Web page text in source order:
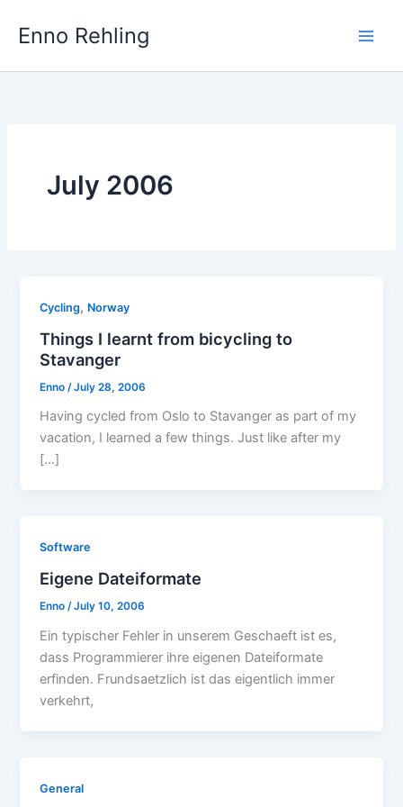
Enno Rehling
July 2006
Cycling, Norway
Things I learnt from bicycling to
Stavanger
Enno /July 28, 2006
Having cycled from Oslo to Stavanger as part of my
vacation, I learned a few things. Just like after my
[…]
Software
Eigene Dateiformate
Enno/July 10, 2006
Ein typischer Fehler in unserem Geschaeft ist es,
dass Programmierer ihre eigenen Dateiformate
erfinden. Frundsaetzlich ist das eigentlich immer
verkehrt,
General